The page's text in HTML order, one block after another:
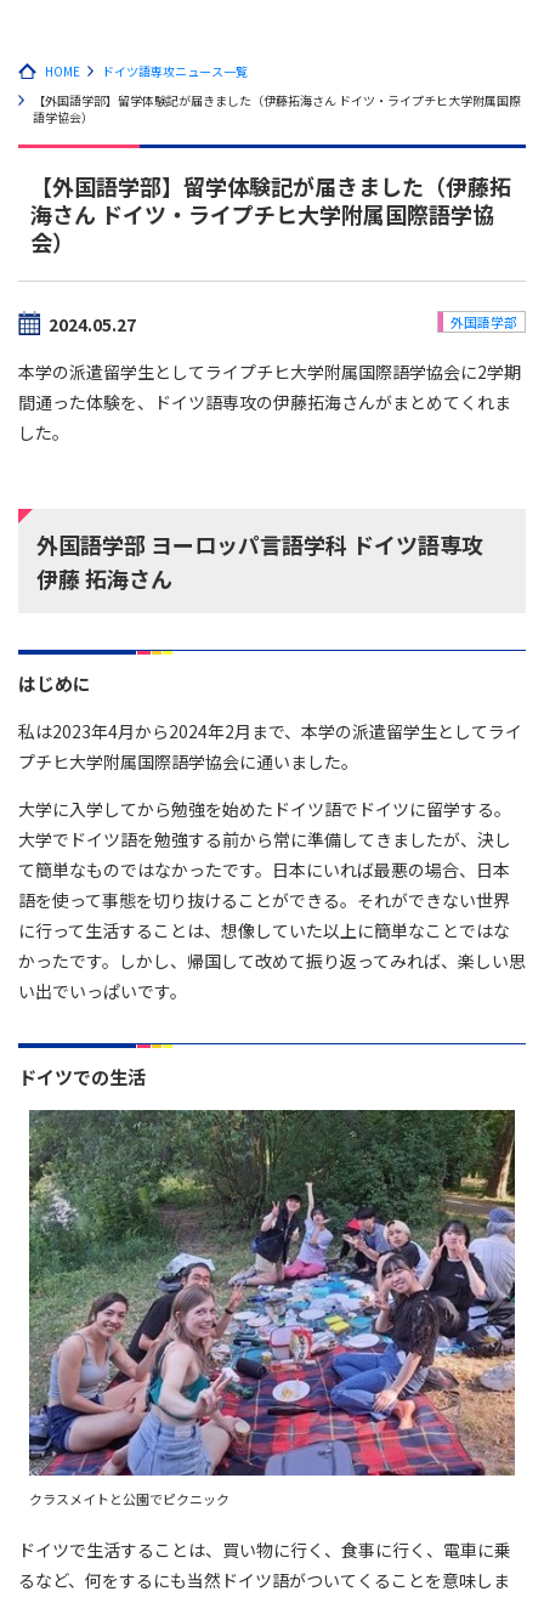
HOME
ドイツ語専攻ニュース一覧
【外国語学部】留学体験記が届きました（伊藤拓海さん ドイツ・ライプチヒ大学附属国際
語学協会）
【外国語学部】留学体験記が届きました（伊藤拓
海さん ドイツ・ライプチヒ大学附属国際語学協
会）
2024.05.27 外国語学部
本学の派遣留学生としてライプチヒ大学附属国際語学協会に2学期
間通った体験を、ドイツ語専攻の伊藤拓海さんがまとめてくれま
した。
外国語学部 ヨーロッパ言語学科 ドイツ語専攻
伊藤 拓海さん
はじめに
私は2023年4月から2024年2月まで、本学の派遣留学生としてライ
プチヒ大学附属国際語学協会に通いました。
大学に入学してから勉強を始めたドイツ語でドイツに留学する。
大学でドイツ語を勉強する前から常に準備してきましたが、決し
て簡単なものではなかったです。日本にいれば最悪の場合、日本
語を使って事態を切り抜けることができる。それができない世界
に行って生活することは、想像していた以上に簡単なことではな
かったです。しかし、帰国して改めて振り返ってみれば、楽しい思
い出でいっぱいです。
ドイツでの生活
クラスメイトと公園でピクニック
ドイツで生活することは、買い物に行く、食事に行く、電車に乗
るなど、何をするにも当然ドイツ語がついてくることを意味しま